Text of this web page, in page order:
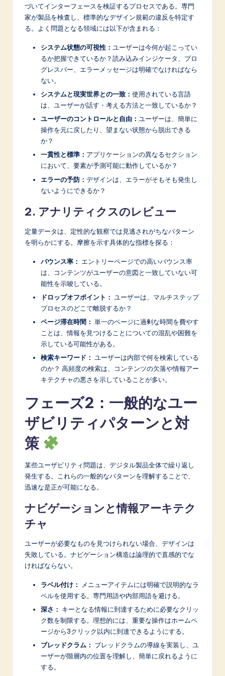
づいてインターフェースを検証するプロセスである。専門
家が製品を検査し、標準的なデザイン規範の違反を特定す
る。よく問題となる領域には以下が含まれる：
システム状態の可視性： ユーザーは今何が起こってい
るか把握できているか？読み込みインジケータ、プロ
グレスバー、エラーメッセージは明確でなければなら
ない。
システムと現実世界との一致： 使用されている言語
は、ユーザーが話す・考える方法と一致しているか？
ユーザーのコントロールと自由： ユーザーは、簡単に
操作を元に戻したり、望まない状態から脱出できる
か？
一貫性と標準： アプリケーションの異なるセクション
において、要素が予測可能に動作しているか？
エラーの予防： デザインは、エラーがそもそも発生し
ないようにできるか？
2. アナリティクスのレビュー
定量データは、定性的な観察では見逃されがちなパターン
を明らかにする。摩擦を示す具体的な指標を探る：
バウンス率： エントリーページでの高いバウンス率
は、コンテンツがユーザーの意図と一致していない可
能性を示唆している。
ドロップオフポイント： ユーザーは、マルチステップ
プロセスのどこで離脱するか？
ページ滞在時間： 単一のページに過剰な時間を費やす
ことは、情報を見つけることについての混乱や困難を
示している可能性がある。
検索キーワード： ユーザーは内部で何を検索している
のか？ 高頻度の検索は、コンテンツの欠落や情報アー
キテクチャの悪さを示していることが多い。
フェーズ2：一般的なユー
ザビリティパターンと対
策
某些ユーザビリティ問題は、デジタル製品全体で繰り返し
発生する。これらの一般的なパターンを理解することで、
迅速な是正が可能になる。
ナビゲーションと情報アーキテク
チャ
ユーザーが必要なものを見つけられない場合、デザインは
失敗している。ナビゲーション構造は論理的で直感的でな
ければならない。
ラベル付け：
メニューアイテムには明確で説明的なラ
ベルを使用する。専門用語や内部用語を避ける。
深さ： キーとなる情報に到達するために必要なクリッ
ク数を制限する。理想的には、重要な操作はホームペ
ージから3クリック以内に到達できるようにする。
ブレッドクラム： ブレッドクラムの導線を実装し、ユ
ーザーが階層内の位置を理解し、簡単に戻れるように
する。